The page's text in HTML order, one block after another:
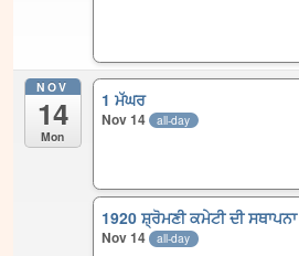
NOV
14
Mon
1 ਮੱਘਰ
Nov 14 all-day
1920 ਸ਼੍ਰੋਮਣੀ ਕਮੇਟੀ ਦੀ ਸਥਾਪਨਾ
Nov 14 all-day